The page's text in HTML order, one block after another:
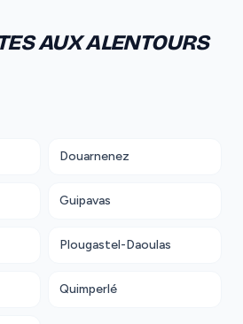
AUX ALENTOURS
Douarnenez
Guipavas
Plougastel-Daoulas
Quimperlé